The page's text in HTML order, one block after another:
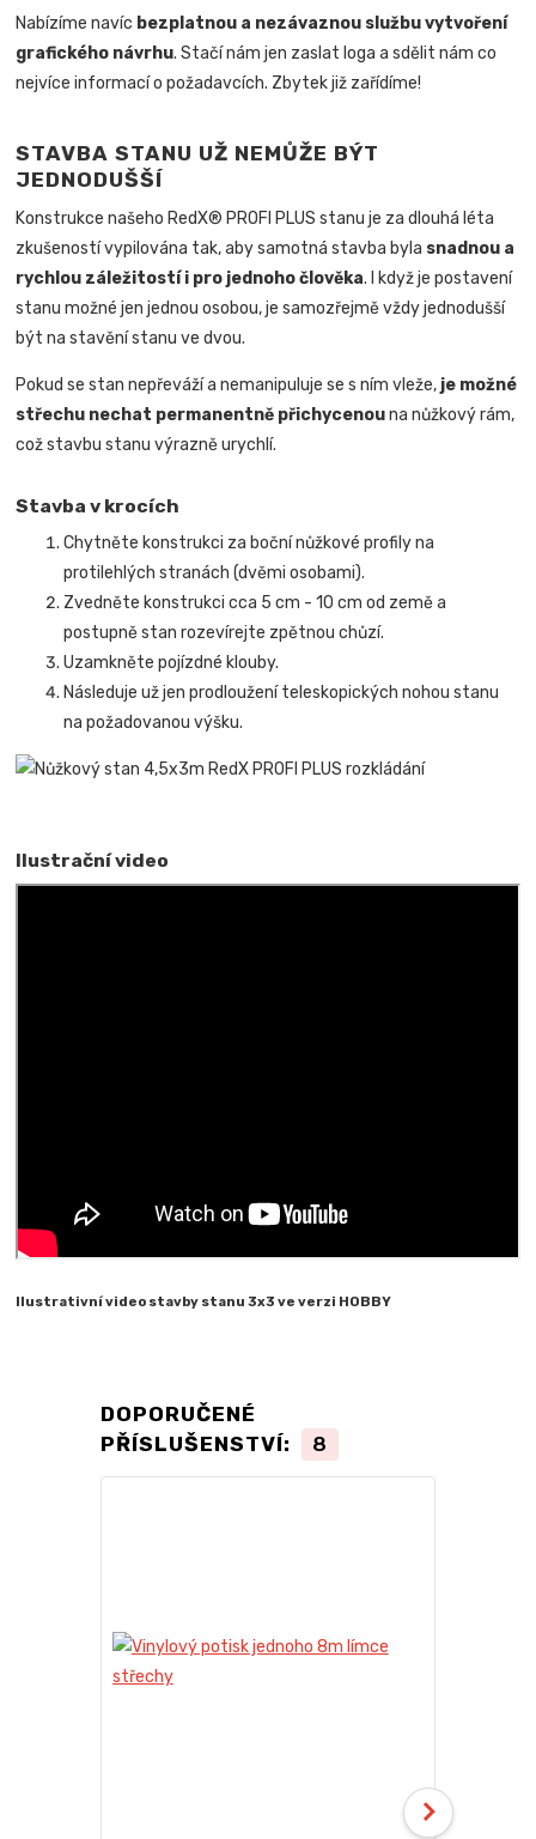
Nabízíme navíc bezplatnou a nezávaznou službu vytvoření
grafického návrhu. Stačí nám jen zaslat loga a sdělit nám co
nejvíce informací o požadavcích. Zbytek již zařídíme!
STAVBA STANU UŽ NEMŮŽE BÝT
JEDNODUŠŠÍ
Konstrukce našeho RedX® PROFI PLUS stanu je za dlouhá léta
zkušeností vypilována tak, aby samotná stavba byla snadnou a
rychlou záležitostí i pro jednoho člověka.
I když je postavení
stanu možné jen jednou osobou, je samozřejmě vždy jednodušší
být na stavění stanu ve dvou.
Pokud se stan nepřeváží a nemanipuluje se s ním vleže, je možné
střechu nechat permanentně přichycenouna nůžkový rám,
což stavbu stanu výrazně urychlí.
Stavba v krocích
Chytněte konstrukci za boční nůžkové profily na
protilehlých stranách (dvěmi osobami).
Zvedněte konstrukci cca 5 cm - 10 cm od země a
postupně stan rozevírejte zpětnou chůzí.
Uzamkněte pojízdné klouby.
Následuje už jen prodloužení teleskopických nohou stanu
na požadovanou výšku.
Ilustrační video
Ilustrativní video stavby stanu 3x3 ve verzi HOBBY
DOPORUČENÉ
PŘÍSLUŠENSTVÍ:
8